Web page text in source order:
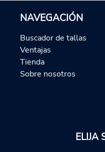
NAVEGACIÓN
Buscador de tallas
Ventajas
Tienda
Sobre nosotros
ELIJA